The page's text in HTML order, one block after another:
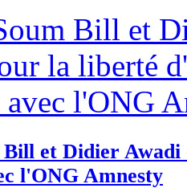
et Didier
l'ONG Amnesty